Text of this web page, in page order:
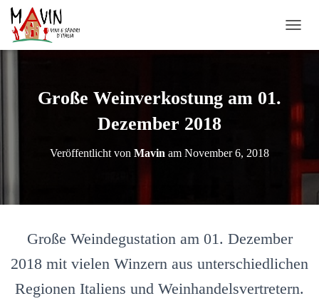
A
A
T
I
O
A
T
N
Große Weinverkostung am 01.
Dezember 2018
Veröffentlicht von Mavin am November 6, 2018
Große Weindegustation am 01. Dezember
2018 mit vielen Winzern aus unterschiedlichen
Regionen Italiens und Weinhandelsvertretern.